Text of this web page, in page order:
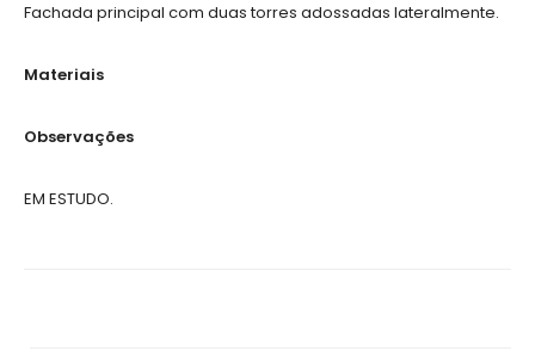
Fachada principal com duas torres adossadas lateralmente.
Materiais
Observações
EM ESTUDO.